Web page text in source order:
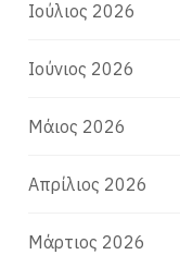
Ιούλιος 2026
Ιούνιος 2026
Μάιος 2026
Απρίλιος 2026
Μάρτιος 2026